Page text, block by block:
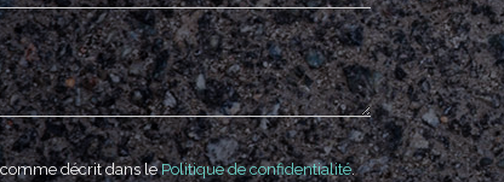
décrit dans lePolitique de confidentialité.